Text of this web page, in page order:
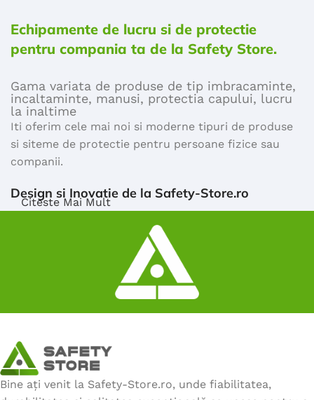
Echipamente de lucru si de protectie
pentru compania ta de la Safety Store.
Gama variata de produse de tip imbracaminte,
incaltaminte, manusi, protectia capului, lucru
la inaltime
Iti oferim cele mai noi si moderne tipuri de produse
si siteme de protectie pentru persoane fizice sau
companii.
Design si Inovatie de la Safety-Store.ro
Majoritatea produselor comercializate de safety
store sunt certificate ISO si TUV Calitate
toate produsele noastre.
De ce echipamente de lucru si de protectie de la
Toate echipamentele de lucru si de protectie
vandute de catre site-ul nostru sunt eficiente si
rezistente, si certificate. Avem zeci de produse de
protectie si siguranta in lucru, sitluri diferite pentru
Citeste Mai Mult
Bine ați venit la Safety-Store.ro, unde fiabilitatea,